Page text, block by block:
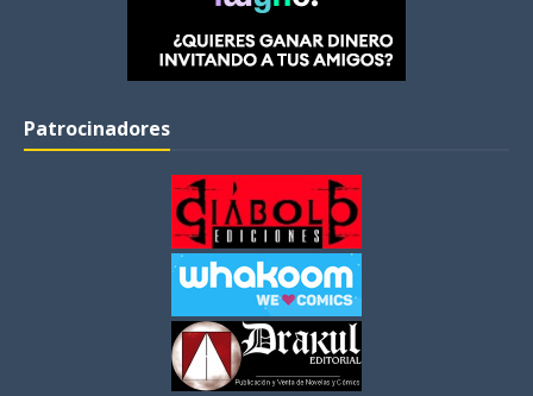
Patrocinadores